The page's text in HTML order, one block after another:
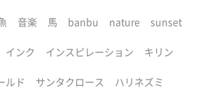
音楽 馬 banbu nature sunset
インク インスピレーション キリン
ルド サンタクロース ハリネズミ